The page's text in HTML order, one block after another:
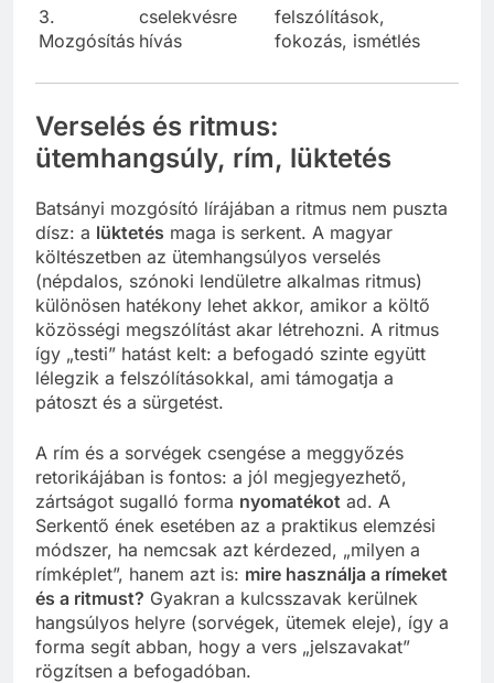
3.
Mozgósítás
cselekvésre
hívás
felszólítások,
fokozás, ismétlés
Verselés és ritmus:
ütemhangsúly, rím, lüktetés
Batsányi mozgósító lírájában a ritmus nem puszta
dísz: a lüktetés maga is serkent. A magyar
költészetben az ütemhangsúlyos verselés
(népdalos, szónoki lendületre alkalmas ritmus)
különösen hatékony lehet akkor, amikor a költő
közösségi megszólítást akar létrehozni. A ritmus
így „testi” hatást kelt: a befogadó szinte együtt
lélegzik a felszólításokkal, ami támogatja a
pátoszt és a sürgetést.
A rím és a sorvégek csengése a meggyőzés
retorikájában is fontos: a jól megjegyezhető,
zártságot sugalló forma nyomatékot ad. A
Serkentő ének esetében az a praktikus elemzési
módszer, ha nemcsak azt kérdezed, „milyen a
rímképlet”, hanem azt is: mire használja a rímeket
és a ritmust? Gyakran a kulcsszavak kerülnek
hangsúlyos helyre (sorvégek, ütemek eleje), így a
forma segít abban, hogy a vers „jelszavakat”
rögzítsen a befogadóban.